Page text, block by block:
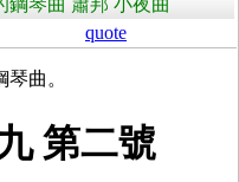
鋼琴曲 蕭邦 小夜曲
quote
曲。
第二號